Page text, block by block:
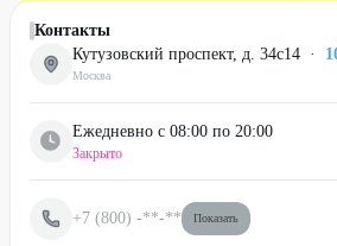
Контакты
Кутузовский проспект, д. 34с14 ·
Москва
Ежедневно с 08:00 по 20:00
Закрыто
+7 (800) -**-** Показать